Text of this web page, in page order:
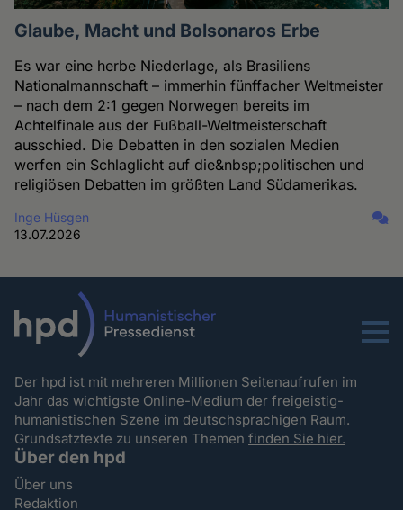
Glaube, Macht und Bolsonaros Erbe
Es war eine herbe Niederlage, als Brasiliens
Nationalmannschaft – immerhin fünffacher Weltmeister
– nach dem 2:1 gegen Norwegen bereits im
Achtelfinale aus der Fußball-Weltmeisterschaft
ausschied. Die Debatten in den sozialen Medien
werfen ein Schlaglicht auf die&nbsp;politischen und
religiösen Debatten im größten Land Südamerikas.
Inge Hüsgen
13.07.2026
Menu
Der hpd ist mit mehreren Millionen Seitenaufrufen im
Jahr das wichtigste Online-Medium der freigeistig-
humanistischen Szene im deutschsprachigen Raum.
Grundsatztexte zu unseren Themenfinden Sie hier.
Über den hpd
Über uns
Redaktion